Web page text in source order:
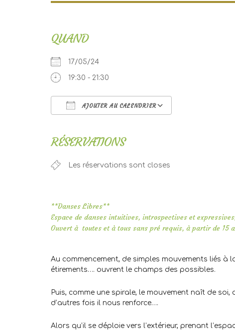
QUAND
17/05/24
19:30 - 21:30
AJOUTER AU CALENDRIER
RÉSERVATIONS
Les réservations sont closes
**Danses Libres**
Espace de danses intuitives, introspectives et
Ouvert à toutes et à tous sans pré requis, à partir de 15
Au commencement, de simples mouvements liés
étirements…. ouvrent le champs des possibles.
Puis, comme une spirale, le mouvement naît de
d’autres fois il nous renforce….
Alors qu’il se déploie vers l’extérieur, prenant